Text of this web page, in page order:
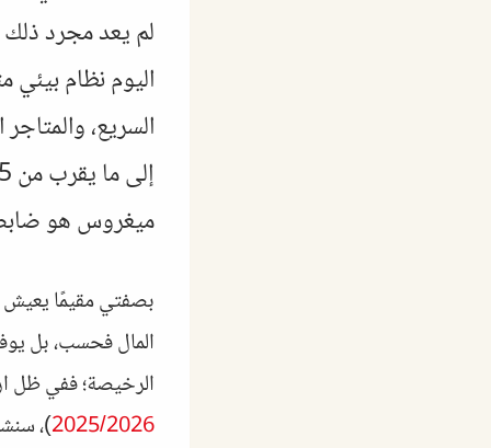
لم يعد مجرد ذلك
السريع،
ميغروس هو ضابط
بصفتي مقيمًا يعيش
المال فحسب، بل
الرخيصة؛ ففي ظل
2025/2026)،